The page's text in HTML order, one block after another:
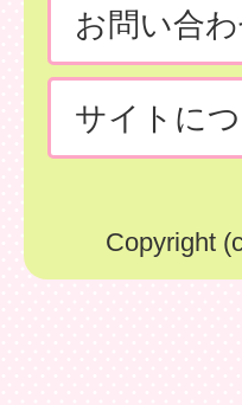
お問い合
サイトに
Copyright